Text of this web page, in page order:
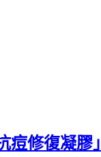
修復凝膠」